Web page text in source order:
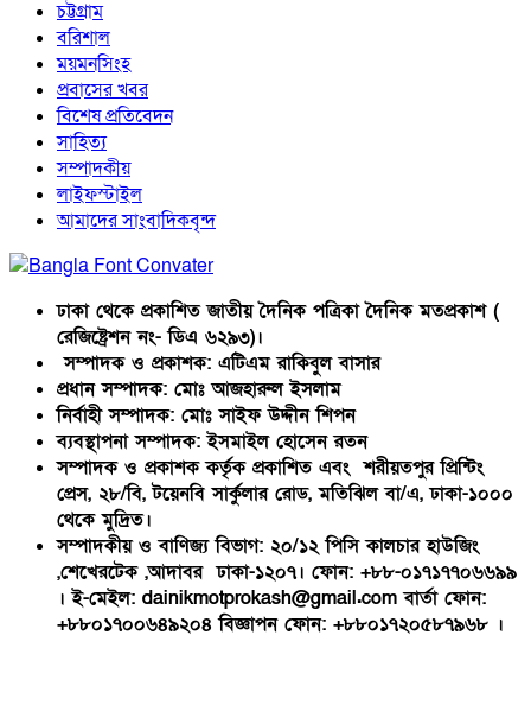
চট্টগ্রাম
বরিশাল
ময়মনসিংহ
প্রবাসের খবর
বিশেষ প্রতিবেদন
সাহিত্য
সম্পাদকীয়
লাইফস্টাইল
আমাদের সাংবাদিকবৃন্দ
ঢাকা থেকে প্রকাশিত জাতীয় দৈনিক পত্রিকা দৈনিক মতপ্রকাশ (
রেজিষ্ট্রেশন নং- ডিএ ৬২৯৩)।
সম্পাদক ও প্রকাশক: এটিএম রাকিবুল বাসার
প্রধান সম্পাদক: মোঃ আজহারুল ইসলাম
নির্বাহী সম্পাদক: মোঃ সাইফ উদ্দীন শিপন
ব্যবস্থাপনা সম্পাদক: ইসমাইল হোসেন রতন
সম্পাদক ও প্রকাশক কর্তৃক প্রকাশিত এবং শরীয়তপুর প্রিন্টিং
প্রেস, ২৮/বি, টয়েনবি সার্কুলার রোড, মতিঝিল বা/এ, ঢাকা-১০০০
থেকে মুদ্রিত।
সম্পাদকীয় ও বাণিজ্য বিভাগ: ২০/১২ পিসি কালচার হাউজিং
,শেখেরটেক ,আদাবর ঢাকা-১২০৭। ফোন: +৮৮-০১৭১৭৭০৬৬৯৯
। ই-মেইল: dainikmotprokash@gmail.com বার্তা ফোন:
+৮৮০১৭০০৬৪৯২০৪ বিজ্ঞাপন ফোন: +৮৮০১৭২০৫৮৭৯৬৮ ।